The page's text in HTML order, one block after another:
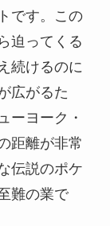
です。この
迫ってくる
続けるのに
広がるた
ーヨーク・
距離が非常
伝説のポケ
難の業で